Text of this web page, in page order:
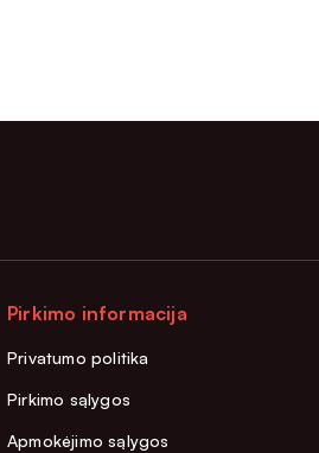
Pirkimo informacija
Privatumo politika
Pirkimo sąlygos
Apmokėjimo sąlygos